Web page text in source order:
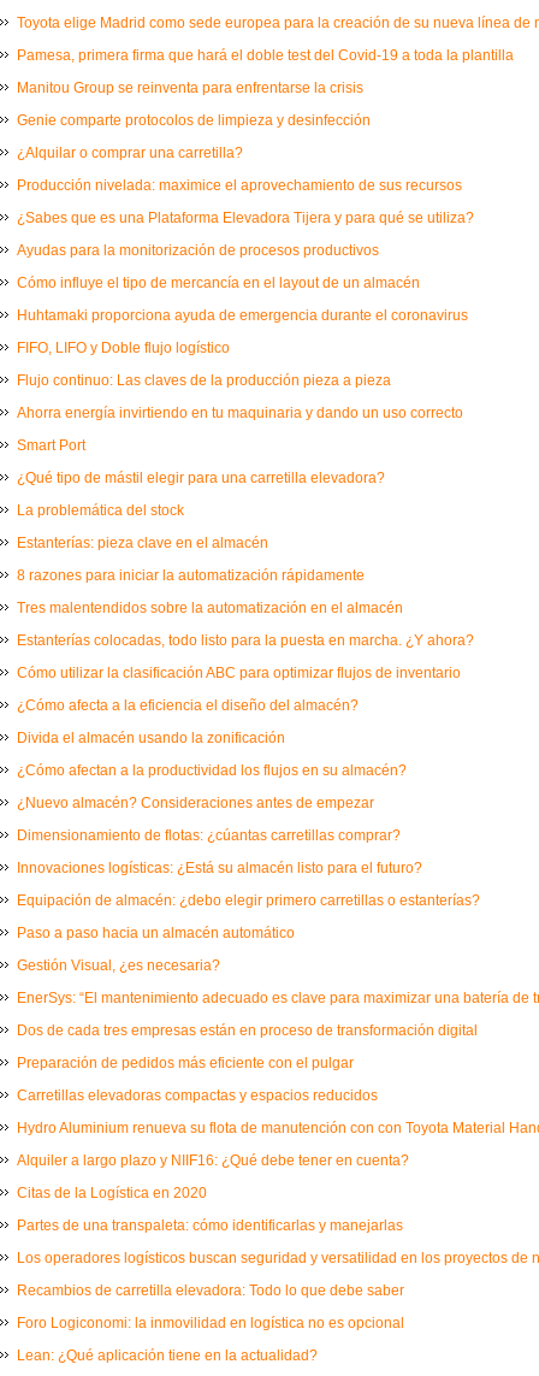
Toyota elige Madrid como sede europea para la creación de su nueva línea de
Pamesa, primera firma que hará el doble test del Covid-19 a toda la plantilla
Manitou Group se reinventa para enfrentarse la crisis
Genie comparte protocolos de limpieza y desinfección
¿Alquilar o comprar una carretilla?
Producción nivelada: maximice el aprovechamiento de sus recursos
¿Sabes que es una Plataforma Elevadora Tijera y para qué se utiliza?
Ayudas para la monitorización de procesos productivos
Cómo influye el tipo de mercancía en el layout de un almacén
Huhtamaki proporciona ayuda de emergencia durante el coronavirus
FIFO, LIFO y Doble flujo logístico
Flujo continuo: Las claves de la producción pieza a pieza
Ahorra energía invirtiendo en tu maquinaria y dando un uso correcto
Smart Port
¿Qué tipo de mástil elegir para una carretilla elevadora?
La problemática del stock
Estanterías: pieza clave en el almacén
8 razones para iniciar la automatización rápidamente
Tres malentendidos sobre la automatización en el almacén
Estanterías colocadas, todo listo para la puesta en marcha. ¿Y ahora?
Cómo utilizar la clasificación ABC para optimizar flujos de inventario
¿Cómo afecta a la eficiencia el diseño del almacén?
Divida el almacén usando la zonificación
¿Cómo afectan a la productividad los flujos en su almacén?
¿Nuevo almacén? Consideraciones antes de empezar
Dimensionamiento de flotas: ¿cúantas carretillas comprar?
Innovaciones logísticas: ¿Está su almacén listo para el futuro?
Equipación de almacén: ¿debo elegir primero carretillas o estanterías?
Paso a paso hacia un almacén automático
Gestión Visual, ¿es necesaria?
EnerSys: “El mantenimiento adecuado es clave para maximizar una batería de
Dos de cada tres empresas están en proceso de transformación digital
Preparación de pedidos más eficiente con el pulgar
Carretillas elevadoras compactas y espacios reducidos
Hydro Aluminium renueva su flota de manutención con con Toyota Material
Alquiler a largo plazo y NIIF16: ¿Qué debe tener en cuenta?
Citas de la Logística en 2020
Partes de una transpaleta: cómo identificarlas y manejarlas
Los operadores logísticos buscan seguridad y versatilidad en los proyectos de
Recambios de carretilla elevadora: Todo lo que debe saber
Foro Logiconomi: la inmovilidad en logística no es opcional
Lean: ¿Qué aplicación tiene en la actualidad?